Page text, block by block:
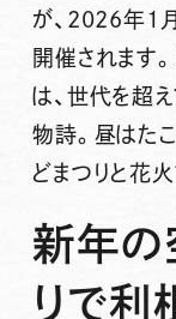
が、2026年1
開催されます
は、世代を超
物詩。昼はた
どまつりと花
新年の
りで利